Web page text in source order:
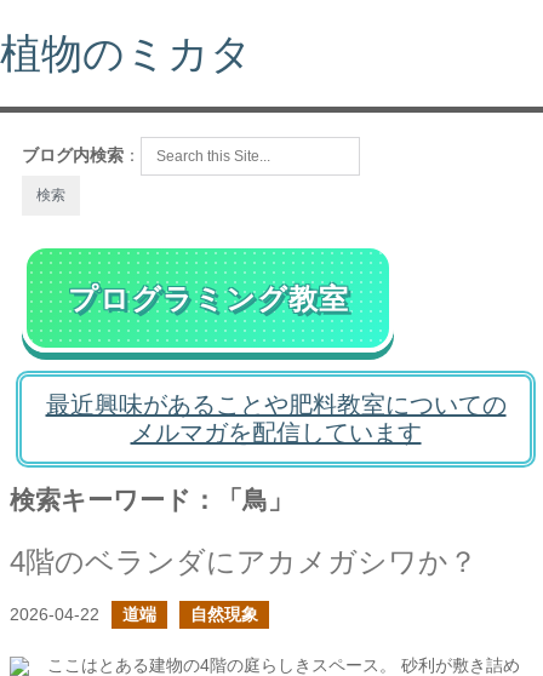
植物のミカタ
ブログ内検索 ：
プログラミング教室
最近興味があることや肥料教室についての
メルマガを配信しています
検索キーワード：「鳥」
4階のベランダにアカメガシワか？
2026-04-22 道端 自然現象
ここはとある建物の4階の庭らしきスペース。 砂利が敷き詰め